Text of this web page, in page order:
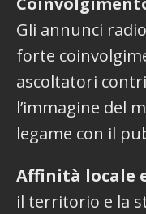
Gli annunci
forte
ascoltatori
l’immagine del
legame con il
Affinità locale
il territorio e la